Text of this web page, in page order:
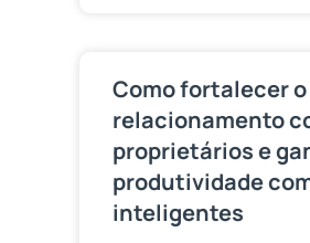
Como fortalecer o
relacionamento
proprietários e
produtividade
inteligentes